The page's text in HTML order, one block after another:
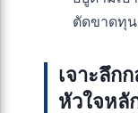
ตัดขาดทุน
เจาะลึก
หัวใจหลั